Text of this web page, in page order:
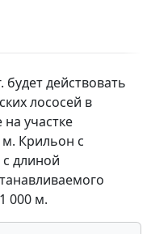
действовать
лососей в
участке
Крильон с
длиной
000 м.